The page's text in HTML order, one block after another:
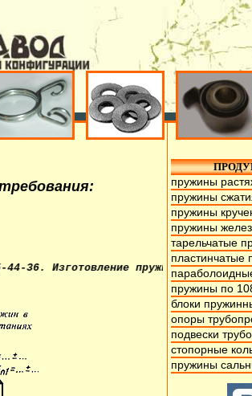
пружин из проволоки от
пружины
пружины
пружины
пружины
тарельчатые
пластинчатые
пружины по
блоки
опоры
подвески
стопорные
пружины